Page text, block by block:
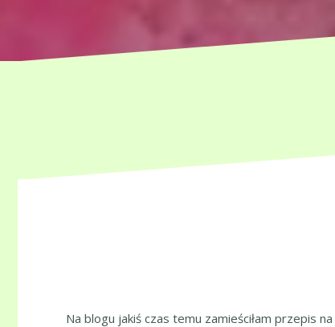
Na blogu jakiś czas temu zamieściłam przepis na